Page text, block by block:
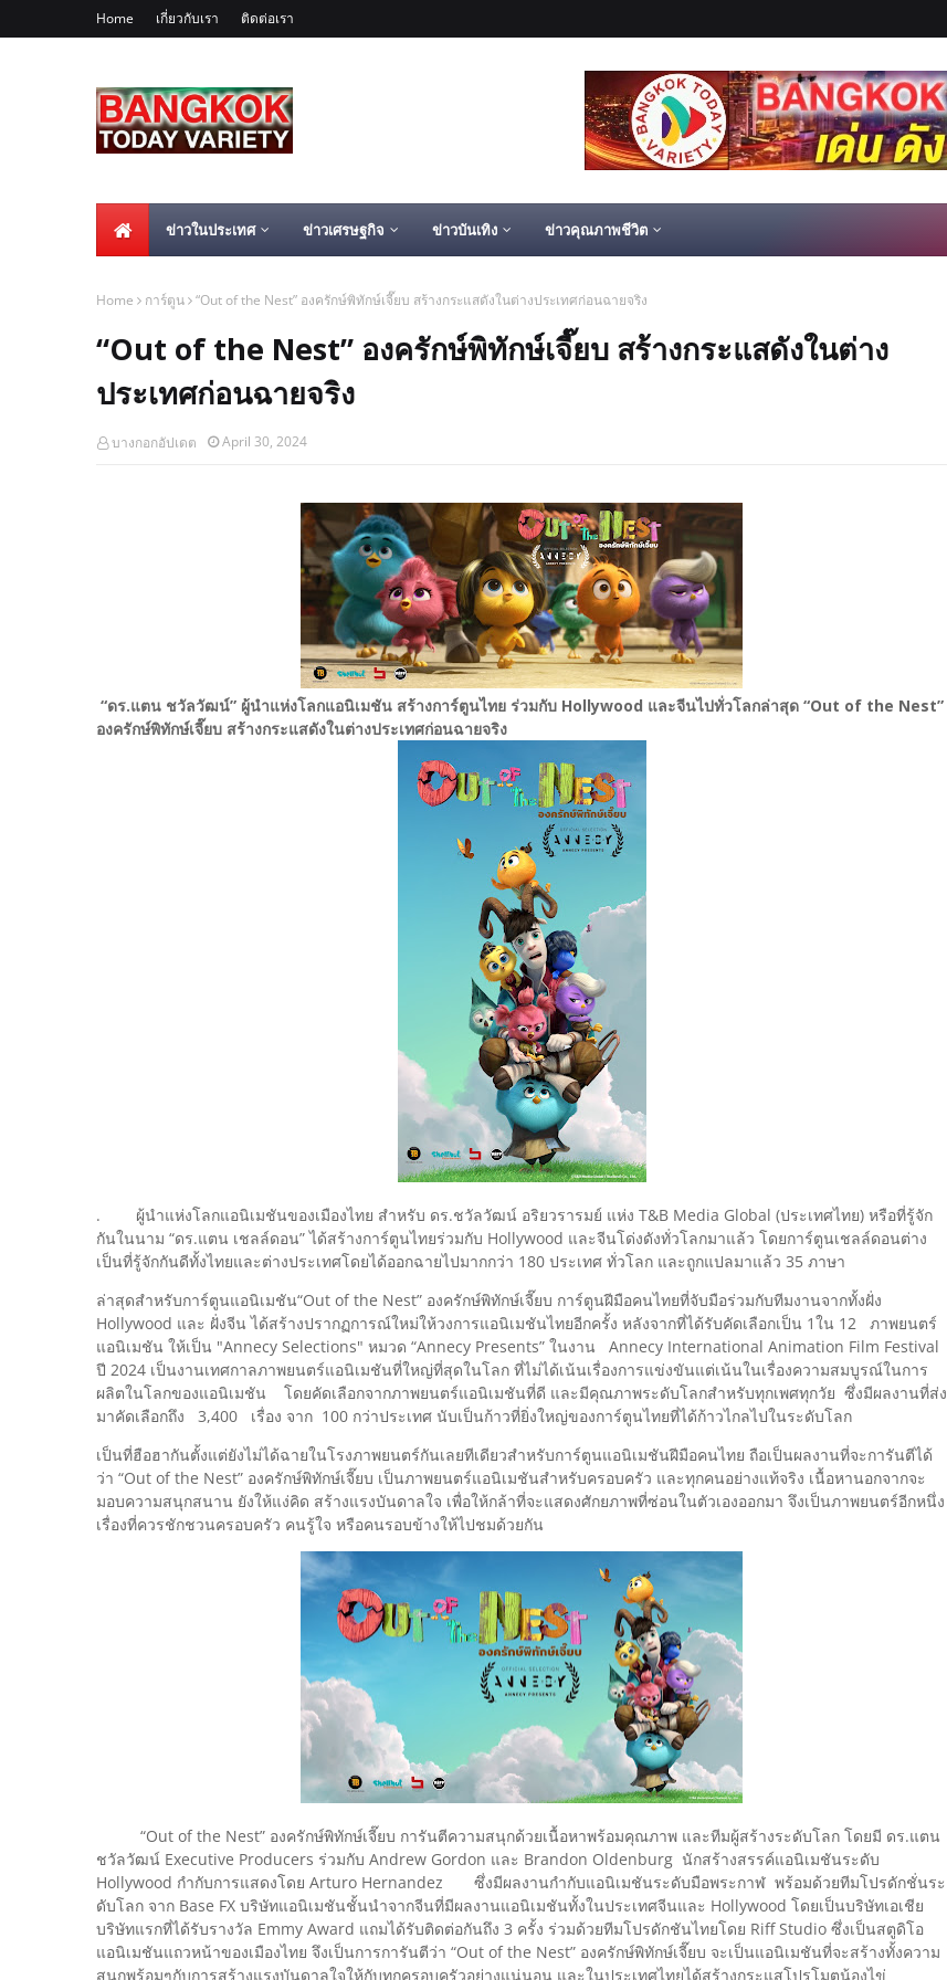
Home เกี่ยวกับเรา ติดต่อเรา
ข่าวในประเทศ ข่าวเศรษฐกิจ ข่าวบันเทิง ข่าวคุณภาพชีวิต
Home การ์ตูน “Out of the Nest” องครักษ์พิทักษ์เจี๊ยบ สร้างกระแสดังในต่างประเทศก่อนฉายจริง
“Out of the Nest” องครักษ์พิทักษ์เจี๊ยบ สร้างกระแสดังในต่าง
ประเทศก่อนฉายจริง
บางกอกอัปเดต April 30, 2024
“ดร.แตน ชวัลวัฒน์” ผู้นำแห่งโลกแอนิเมชัน สร้างการ์ตูนไทย ร่วมกับ Hollywood และจีนไปทั่วโลกล่าสุด “Out of the Nest”
องครักษ์พิทักษ์เจี๊ยบ สร้างกระแสดังในต่างประเทศก่อนฉายจริง
​. ผู้นำแห่งโลกแอนิเมชันของเมืองไทย สำหรับ ดร.ชวัลวัฒน์ อริยวรารมย์ แห่ง T&B Media Global (ประเทศไทย) หรือที่รู้จัก
กันในนาม “ดร.แตน เชลล์ดอน” ได้สร้างการ์ตูนไทยร่วมกับ Hollywood และจีนโด่งดังทั่วโลกมาแล้ว โดยการ์ตูนเชลล์ดอนต่าง
เป็นที่รู้จักกันดีทั้งไทยและต่างประเทศโดยได้ออกฉายไปมากกว่า 180 ประเทศ ทั่วโลก และถูกแปลมาแล้ว 35 ภาษา
​ล่าสุดสำหรับการ์ตูนแอนิเมชัน“Out of the Nest” องครักษ์พิทักษ์เจี๊ยบ การ์ตูนฝีมือคนไทยที่จับมือร่วมกับทีมงานจากทั้งฝั่ง
Hollywood และ ฝั่งจีน ได้สร้างปรากฏการณ์ใหม่ให้วงการแอนิเมชันไทยอีกครั้ง หลังจากที่ได้รับคัดเลือกเป็น 1ใน 12 ภาพยนตร์
แอนิเมชัน ให้เป็น "Annecy Selections" หมวด “Annecy Presents” ในงาน Annecy International Animation Film Festival
ปี 2024 เป็นงานเทศกาลภาพยนตร์แอนิเมชันที่ใหญ่ที่สุดในโลก ที่ไม่ได้เน้นเรื่องการแข่งขันแต่เน้นในเรื่องความสมบูรณ์ในการ
ผลิตในโลกของแอนิเมชัน โดยคัดเลือกจากภาพยนตร์แอนิเมชันที่ดี และมีคุณภาพระดับโลกสำหรับทุกเพศทุกวัย ซึ่งมีผลงานที่ส่ง
มาคัดเลือกถึง 3,400 เรื่อง จาก 100 กว่าประเทศ นับเป็นก้าวที่ยิ่งใหญ่ของการ์ตูนไทยที่ได้ก้าวไกลไปในระดับโลก
เป็นที่ฮือฮากันตั้งแต่ยังไม่ได้ฉายในโรงภาพยนตร์กันเลยทีเดียวสำหรับการ์ตูนแอนิเมชันฝีมือคนไทย ถือเป็นผลงานที่จะการันตีได้
ว่า “Out of the Nest” องครักษ์พิทักษ์เจี๊ยบ เป็นภาพยนตร์แอนิเมชันสำหรับครอบครัว และทุกคนอย่างแท้จริง เนื้อหานอกจากจะ
มอบความสนุกสนาน ยังให้แง่คิด สร้างแรงบันดาลใจ เพื่อให้กล้าที่จะแสดงศักยภาพที่ซ่อนในตัวเองออกมา จึงเป็นภาพยนตร์อีกหนึ่ง
เรื่องที่ควรชักชวนครอบครัว คนรู้ใจ หรือคนรอบข้างให้ไปชมด้วยกัน
“Out of the Nest” องครักษ์พิทักษ์เจี๊ยบ การันตีความสนุกด้วยเนื้อหาพร้อมคุณภาพ และทีมผู้สร้างระดับโลก โดยมี ดร.แตน
ชวัลวัฒน์ Executive Producers ร่วมกับ Andrew Gordon และ Brandon Oldenburg นักสร้างสรรค์แอนิเมชันระดับ
Hollywood กำกับการแสดงโดย Arturo Hernandez ซึ่งมีผลงานกำกับแอนิเมชันระดับมือพระกาฬ พร้อมด้วยทีมโปรดักชั่นระ
ดับโลก จาก Base FX บริษัทแอนิเมชันชั้นนำจากจีนที่มีผลงานแอนิเมชันทั้งในประเทศจีนและ Hollywood โดยเป็นบริษัทเอเชีย
บริษัทแรกที่ได้รับรางวัล Emmy Award แถมได้รับติดต่อกันถึง 3 ครั้ง ร่วมด้วยทีมโปรดักชันไทยโดย Riff Studio ซึ่งเป็นสตูดิโอ
แอนิเมชันแถวหน้าของเมืองไทย จึงเป็นการการันตีว่า “Out of the Nest” องครักษ์พิทักษ์เจี๊ยบ จะเป็นแอนิเมชันที่จะสร้างทั้งความ
สนุกพร้อมๆกับการสร้างแรงบันดาลใจให้กับทุกครอบครัวอย่างแน่นอน และในประเทศไทยได้สร้างกระแสโปรโมตน้องไข่